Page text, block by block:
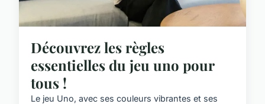
Découvrez les règles
essentielles du jeu uno pour
tous !
Le jeu Uno, avec ses couleurs vibrantes et ses